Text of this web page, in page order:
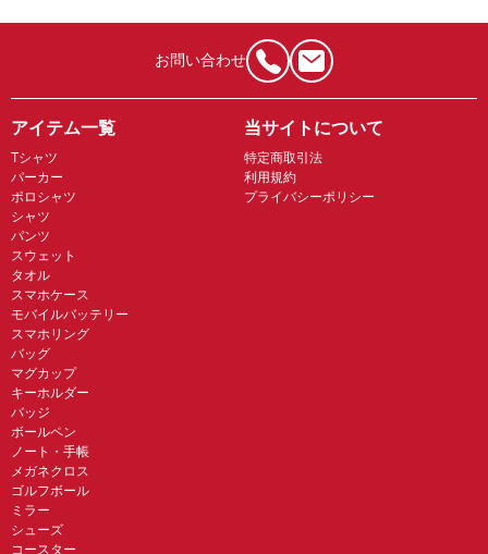
お問い合わせ
アイテム一覧
Tシャツ
パーカー
ポロシャツ
シャツ
パンツ
スウェット
タオル
スマホケース
モバイルバッテリー
スマホリング
バッグ
マグカップ
キーホルダー
バッジ
ボールペン
ノート・手帳
メガネクロス
ゴルフボール
ミラー
シューズ
コースター
当サイトについて
特定商取引法
利用規約
プライバシーポリシー